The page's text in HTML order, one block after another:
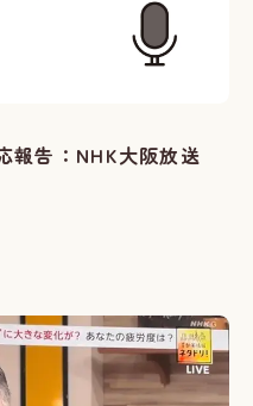
報告：NHK大阪放送